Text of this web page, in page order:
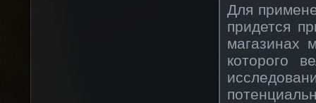
Для
придется
магазинах
которого